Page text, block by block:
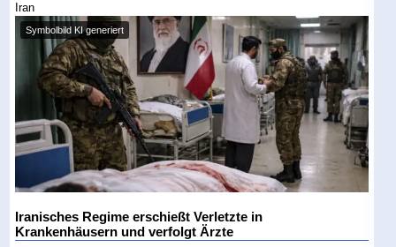
Iran
Symbolbild KI generiert
Iranisches Regime erschießt Verletzte in
Krankenhäusern und verfolgt Ärzte